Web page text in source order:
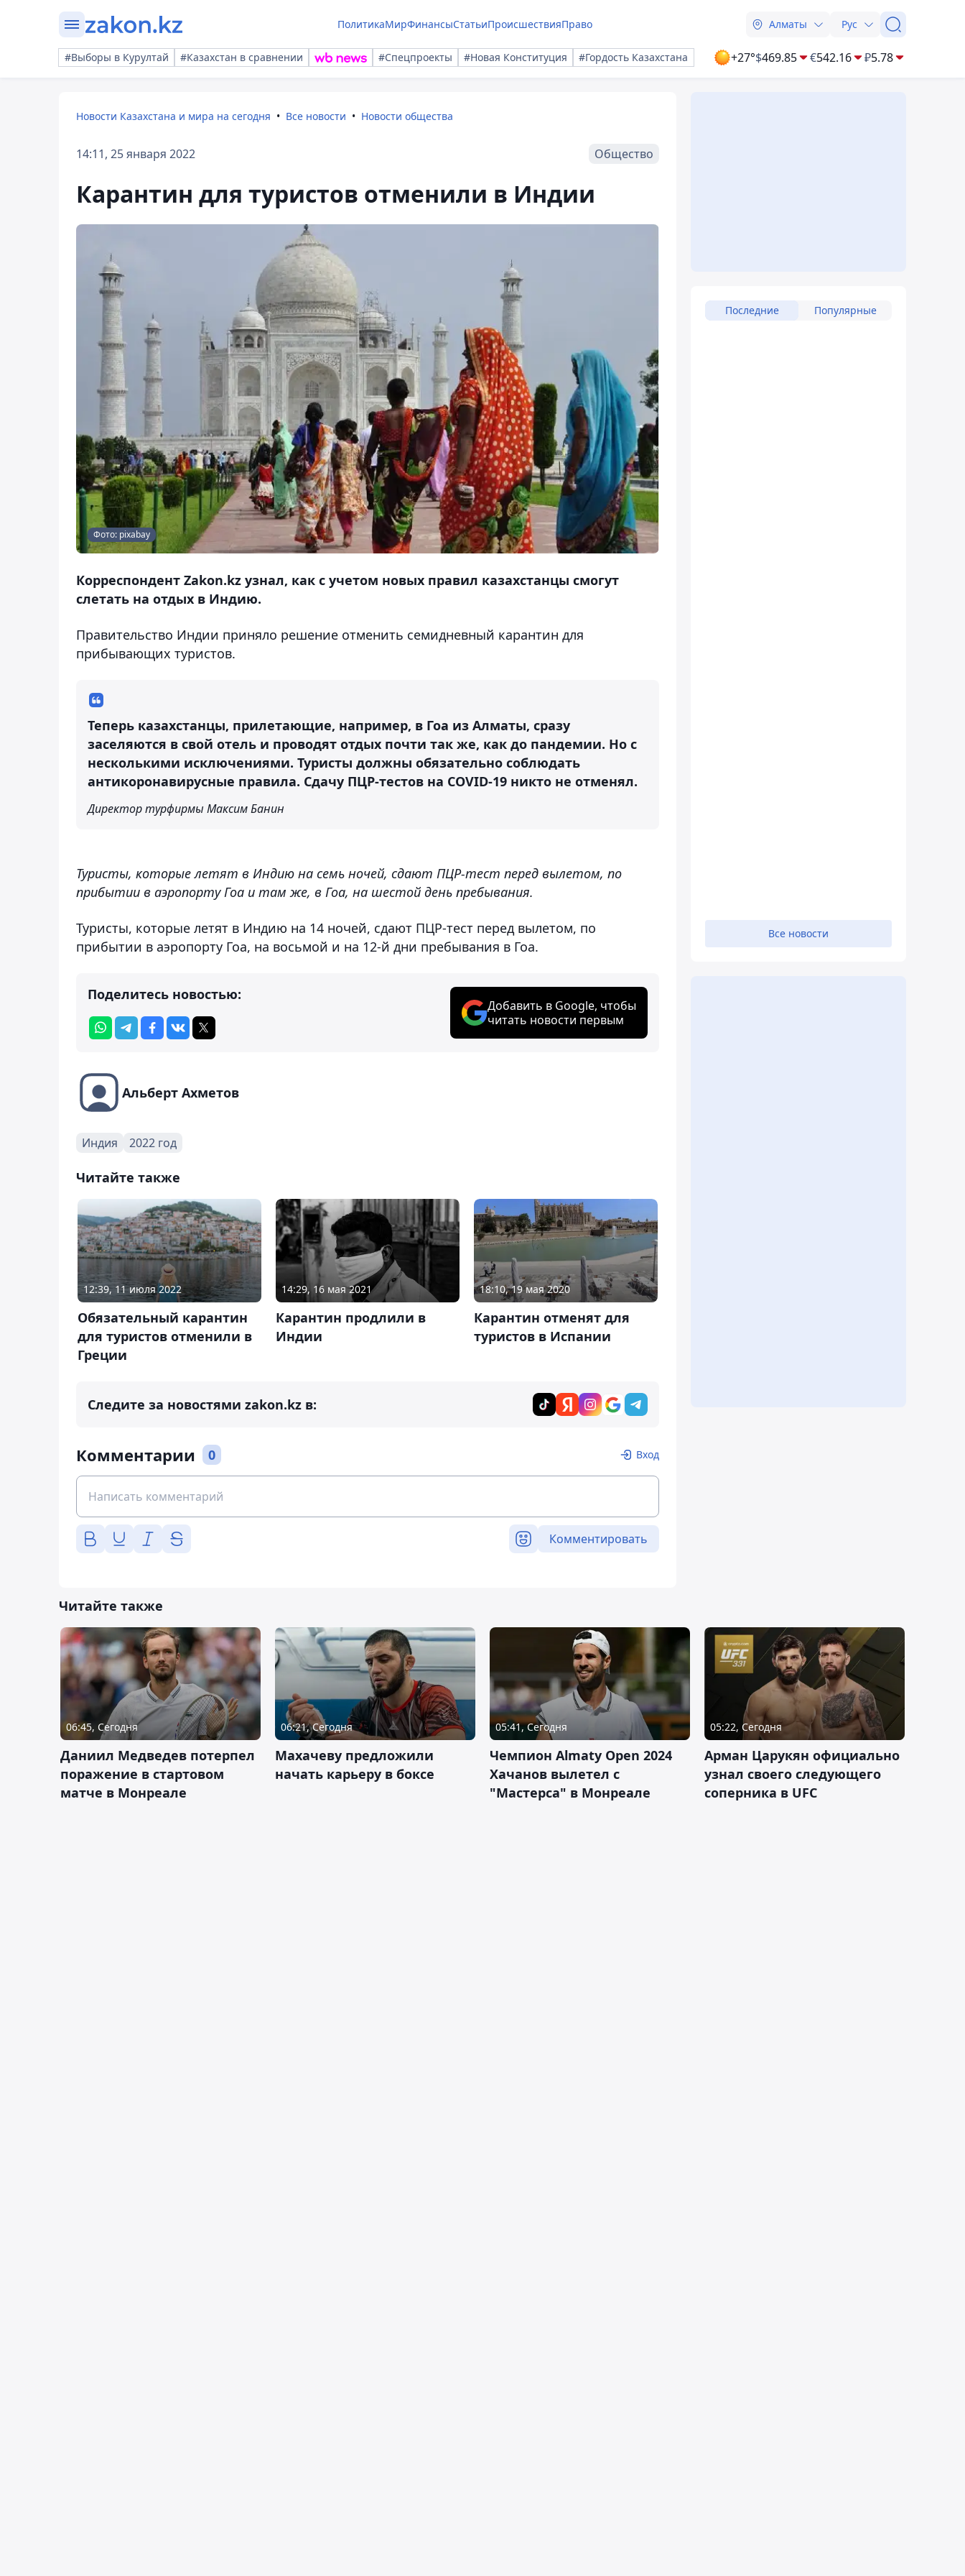
ПолитикаМирФинансыСтатьиПроисшествияПраво Алматы Рус
#Выборы в Курултай #Казахстан в сравнении #Спецпроекты #Новая Конституция #Гордость Казахстана +27°$469.85 €542.16 ₽5.78
Новости Казахстана и мира на сегодня Все новости Новости общества
14:11, 25 января 2022 Общество
Карантин для туристов отменили в Индии
Фото: pixabay
Корреспондент Zakon.kz узнал, как с учетом новых правил казахстанцы смогут
слетать на отдых в Индию.
Правительство Индии приняло решение отменить семидневный карантин для
прибывающих туристов.
Теперь казахстанцы, прилетающие, например, в Гоа из Алматы, сразу
заселяются в свой отель и проводят отдых почти так же, как до пандемии. Но с
несколькими исключениями. Туристы должны обязательно соблюдать
антикоронавирусные правила. Сдачу ПЦР-тестов на COVID-19 никто не отменял.
Директор турфирмы Максим Банин
Туристы, которые летят в Индию на семь ночей, сдают ПЦР-тест перед вылетом, по
прибытии в аэропорту Гоа и там же, в Гоа, на шестой день пребывания.
Туристы, которые летят в Индию на 14 ночей, сдают ПЦР-тест перед вылетом, по
прибытии в аэропорту Гоа, на восьмой и на 12-й дни пребывания в Гоа.
Поделитесь новостью:
Добавить в Google, чтобы
читать новости первым
Альберт Ахметов
Индия 2022 год
Читайте также
12:39, 11 июля 2022
Обязательный карантин
для туристов отменили в
Греции
14:29, 16 мая 2021
Карантин продлили в
Индии
18:10, 19 мая 2020
Карантин отменят для
туристов в Испании
Следите за новостями zakon.kz в:
Комментарии 0 Вход
Комментировать
Последние Популярные
Все новости
Читайте также
06:45, Сегодня
Даниил Медведев потерпел
поражение в стартовом
матче в Монреале
06:21, Сегодня
Махачеву предложили
начать карьеру в боксе
05:41, Сегодня
Чемпион Almaty Open 2024
Хачанов вылетел с
"Мастерса" в Монреале
05:22, Сегодня
Арман Царукян официально
узнал своего следующего
соперника в UFC